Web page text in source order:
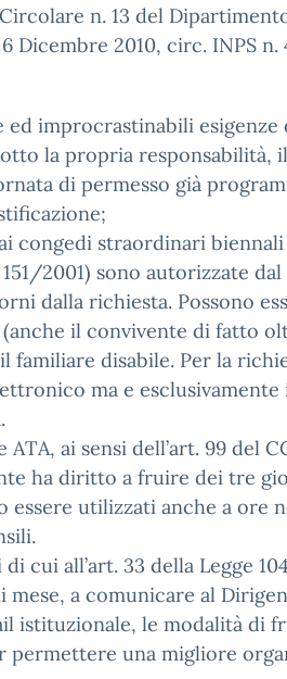
n. 13 del
Dicembre 2010, circ. INPS n.
ed improcrastinabili
la propria responsabilità,
di permesso già
congedi straordinari biennali
2001) sono autorizzate
dalla richiesta. Possono
il convivente di fatto
familiare disabile. Per la
ma e esclusivamente
ai sensi dell’art. 99 del
ha diritto a fruire dei tre
essere utilizzati anche a ore
cui all’art. 33 della Legge
mese, a comunicare al
istituzionale, le modalità di
permettere una migliore